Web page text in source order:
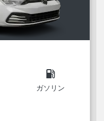
local_gas_station
ガソリン